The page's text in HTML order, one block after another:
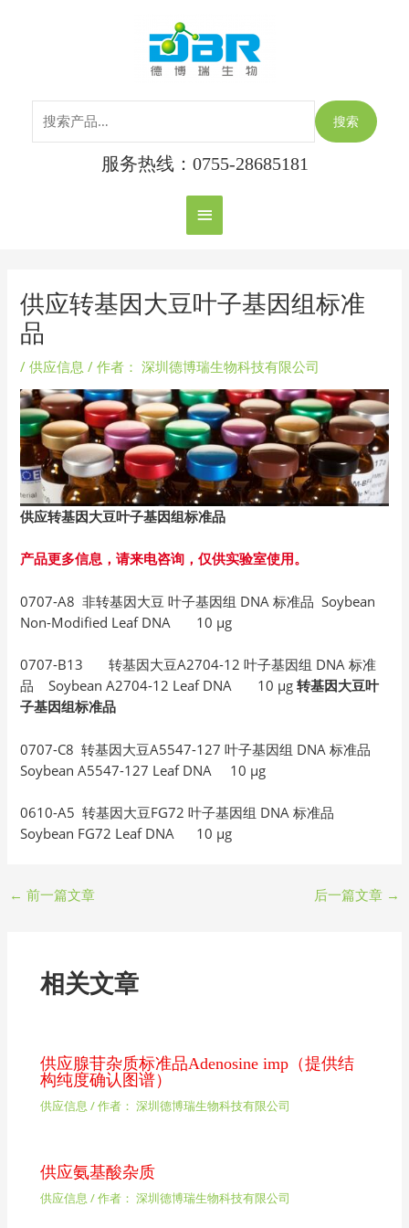
主
菜
单
搜索
服务热线：0755-28685181
供应转基因大豆叶子基因组标准
品
/供应信息 / 作者： 深圳德博瑞生物科技有限公司
供应转基因大豆叶子基因组标准品
产品更多信息，请来电咨询，仅供实验室使用。
0707-A8 非转基因大豆 叶子基因组 DNA 标准品 Soybean
Non-Modified Leaf DNA 10 µg
0707-B13 转基因大豆A2704-12 叶子基因组 DNA 标准
品 Soybean A2704-12 Leaf DNA 10 µg转基因大豆叶
子基因组标准品
0707-C8 转基因大豆A5547-127 叶子基因组 DNA 标准品
Soybean A5547-127 Leaf DNA 10 µg
0610-A5 转基因大豆FG72 叶子基因组 DNA 标准品
Soybean FG72 Leaf DNA 10 µg
← 前一篇文章 后一篇文章 →
相关文章
供应腺苷杂质标准品Adenosine imp（提供结
构纯度确认图谱）
供应信息 / 作者： 深圳德博瑞生物科技有限公司
供应氨基酸杂质
供应信息 / 作者： 深圳德博瑞生物科技有限公司